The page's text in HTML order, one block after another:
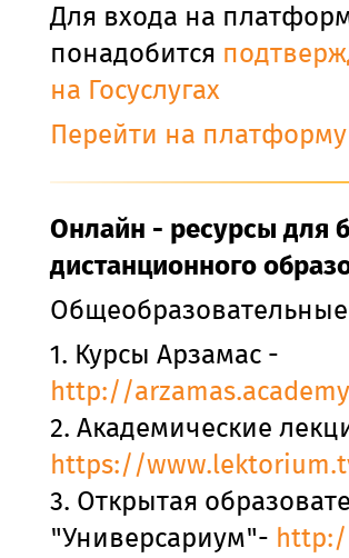
Для входа на
понадобится
на Госуслугах
Перейти на
Онлайн - ресурсы для
дистанционного
1. Курсы Арзамас -
http://
2. Академические
https://
3. Открытая
"Универсариум"-